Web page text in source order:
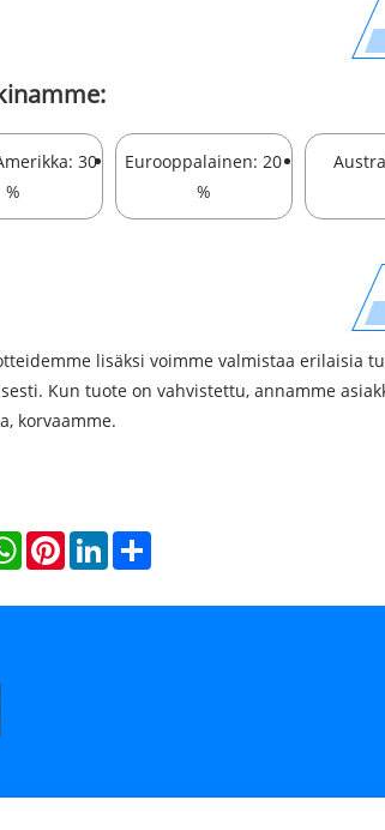
30
%
Eurooppalainen: 20
%
lisäksi voimme valmistaa erilaisia
Kun tuote on vahvistettu, annamme
korvaamme.
WhatsAppPinterestLinkedIn